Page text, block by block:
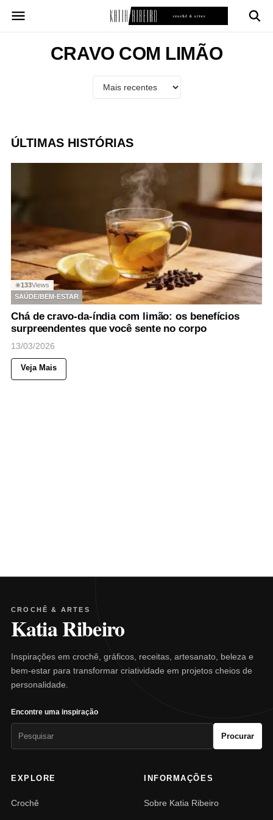
para
CRAVO COM LIMÃO
ÚLTIMAS HISTÓRIAS
◉133Views
SAÚDE/BEM-ESTAR
Chá de cravo-da-índia com limão: os benefícios
surpreendentes que você sente no corpo
13/03/2026
Veja Mais
CROCHÊ & ARTES
Katia Ribeiro
Inspirações em crochê, gráficos, receitas, artesanato, beleza e
bem-estar para transformar criatividade em projetos cheios de
personalidade.
Encontre uma inspiração
Procurar
EXPLORE
Crochê
INFORMAÇÕES
Sobre Katia Ribeiro